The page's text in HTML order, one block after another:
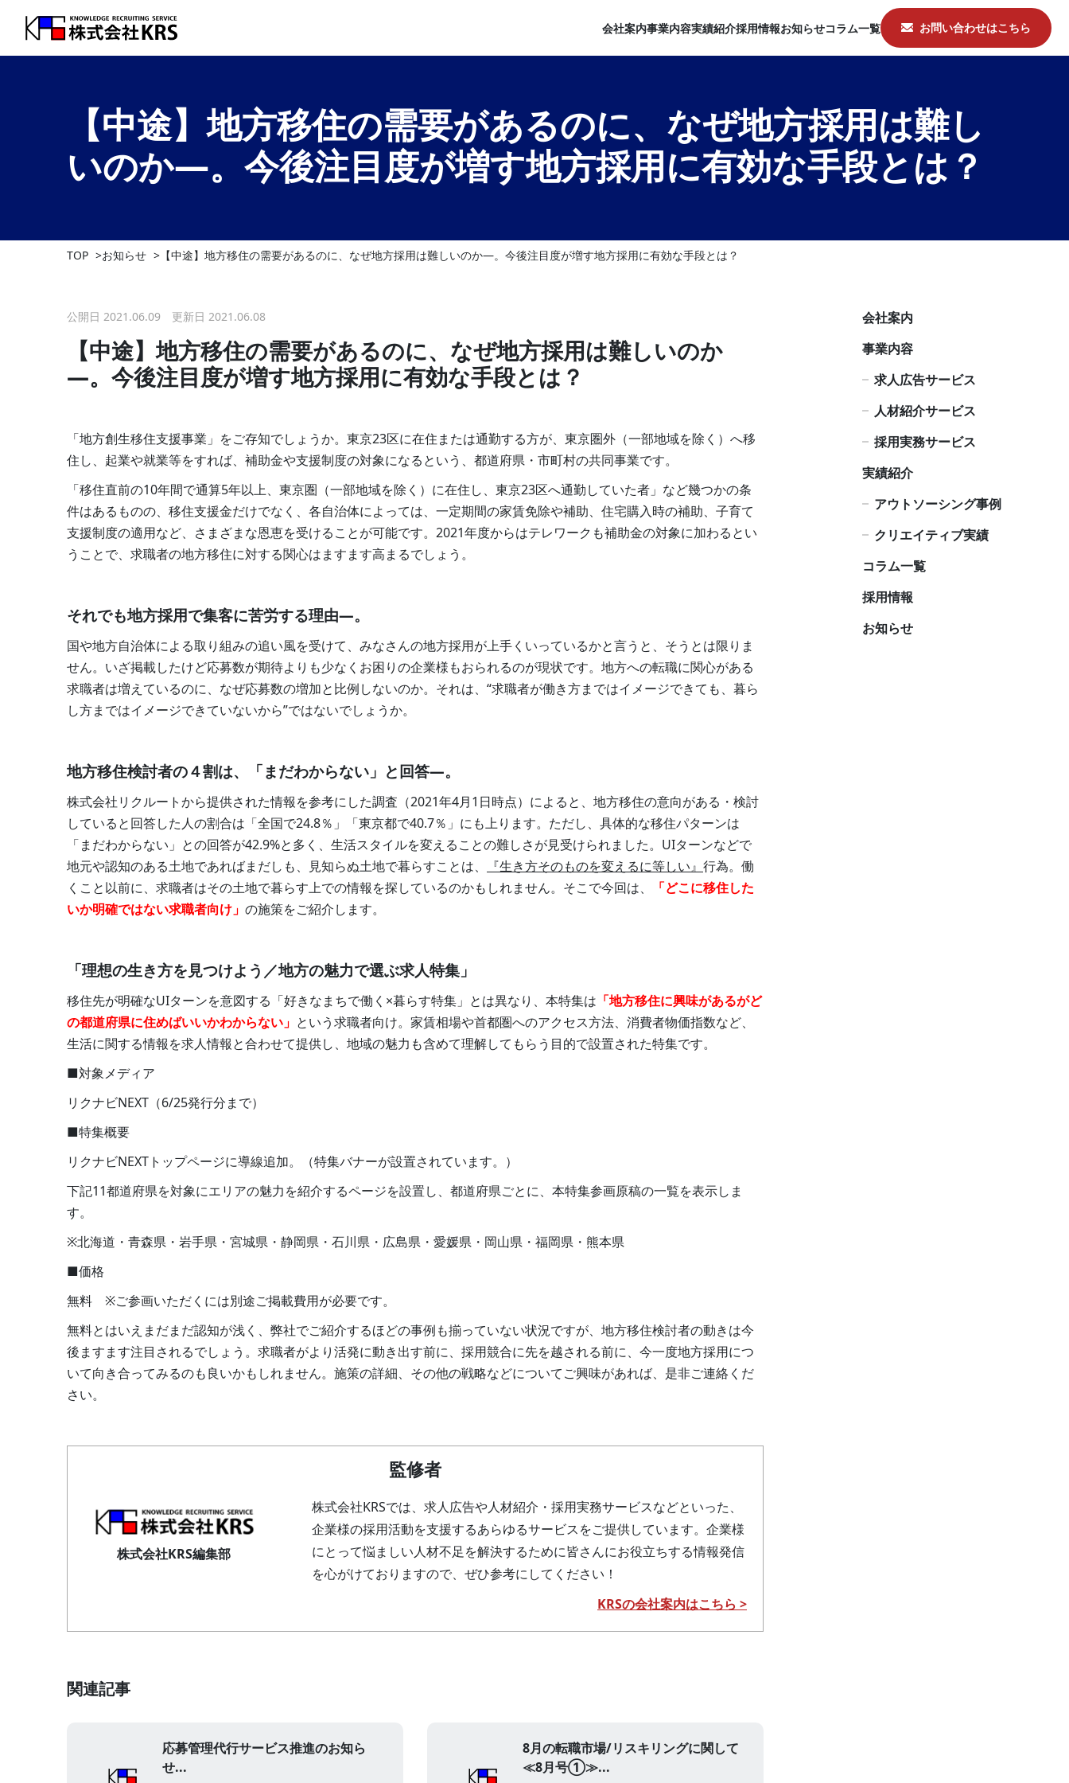
会社案内事業内容実績紹介採用情報お知らせコラム一覧 お問い合わせはこちら
【中途】地方移住の需要があるのに、なぜ地方採用は難し
いのか―。今後注目度が増す地方採用に有効な手段とは？
TOP お知らせ 【中途】地方移住の需要があるのに、なぜ地方採用は難しいのか―。今後注目度が増す地方採用に有効な手段とは？
公開日 2021.06.09 更新日 2021.06.08
【中途】地方移住の需要があるのに、なぜ地方採用は難しいのか
―。今後注目度が増す地方採用に有効な手段とは？
「地方創生移住支援事業」をご存知でしょうか。東京23区に在住または通勤する方が、東京圏外（一部地域を除く）へ移
住し、起業や就業等をすれば、補助金や支援制度の対象になるという、都道府県・市町村の共同事業です。
「移住直前の10年間で通算5年以上、東京圏（一部地域を除く）に在住し、東京23区へ通勤していた者」など幾つかの条
件はあるものの、移住支援金だけでなく、各自治体によっては、一定期間の家賃免除や補助、住宅購入時の補助、子育て
支援制度の適用など、さまざまな恩恵を受けることが可能です。2021年度からはテレワークも補助金の対象に加わるとい
うことで、求職者の地方移住に対する関心はますます高まるでしょう。
それでも地方採用で集客に苦労する理由―。
国や地方自治体による取り組みの追い風を受けて、みなさんの地方採用が上手くいっているかと言うと、そうとは限りま
せん。いざ掲載したけど応募数が期待よりも少なくお困りの企業様もおられるのが現状です。地方への転職に関心がある
求職者は増えているのに、なぜ応募数の増加と比例しないのか。それは、“求職者が働き方まではイメージできても、暮ら
し方まではイメージできていないから”ではないでしょうか。
地方移住検討者の４割は、「まだわからない」と回答―。
株式会社リクルートから提供された情報を参考にした調査（2021年4月1日時点）によると、地方移住の意向がある・検討
していると回答した人の割合は「全国で24.8％」「東京都で40.7％」にも上ります。ただし、具体的な移住パターンは
「まだわからない」との回答が42.9%と多く、生活スタイルを変えることの難しさが見受けられました。UIターンなどで
地元や認知のある土地であればまだしも、見知らぬ土地で暮らすことは、
『生き方そのものを変えるに等しい』 行為。働
くこと以前に、求職者はその土地で暮らす上での情報を探しているのかもしれません。そこで今回は、
「どこに移住した
いか明確ではない求職者向け」 の施策をご紹介します。
「理想の生き方を見つけよう／地方の魅力で選ぶ求人特集 」
移住先が明確なUIターンを意図する「好きなまちで働く×暮らす特集」とは異なり、本特集は 「地方移住に興味があるがど
の都道府県に住めばいいかわからない」 という求職者向け。家賃相場や首都圏へのアクセス方法、消費者物価指数など、
生活に関する情報を求人情報と合わせて提供し、地域の魅力も含めて理解してもらう目的で設置された特集です。
■対象メディア
リクナビNEXT（6/25発行分まで）
■特集概要
リクナビNEXTトップページに導線追加。（特集バナーが設置されています。）
下記11都道府県を対象にエリアの魅力を紹介するページを設置し、都道府県ごとに、本特集参画原稿の一覧を表示しま
す。
※北海道・青森県・岩手県・宮城県・静岡県・石川県・広島県・愛媛県・岡山県・福岡県・熊本県
■価格
無料 ※ご参画いただくには別途ご掲載費用が必要です。
無料とはいえまだまだ認知が浅く、弊社でご紹介するほどの事例も揃っていない状況ですが、地方移住検討者の動きは今
後ますます注目されるでしょう。求職者がより活発に動き出す前に、採用競合に先を越される前に、今一度地方採用につ
いて向き合ってみるのも良いかもしれません。施策の詳細、その他の戦略などについてご興味があれば、是非ご連絡くだ
さい。
監修者
株式会社KRS編集部
株式会社KRSでは、求人広告や人材紹介・採用実務サービスなどといった、
企業様の採用活動を支援するあらゆるサービスをご提供しています。企業様
にとって悩ましい人材不足を解決するために皆さんにお役立ちする情報発信
を心がけておりますので、ぜひ参考にしてください！
KRSの会社案内はこちら >
関連記事
応募管理代行サービス推進のお知ら
せ...
8月の転職市場/リスキリングに関して
≪8月号①≫...
会社案内
事業内容
求人広告サービス
人材紹介サービス
採用実務サービス
実績紹介
アウトソーシング事例
クリエイティブ実績
コラム一覧
採用情報
お知らせ